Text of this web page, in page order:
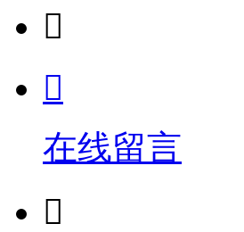


在线留言
